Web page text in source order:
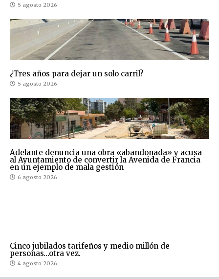
5 agosto 2026
¿Tres años para dejar un solo carril?
5 agosto 2026
Adelante denuncia una obra «abandonada» y acusa
al Ayuntamiento de convertir la Avenida de Francia
en un ejemplo de mala gestión
6 agosto 2026
Cinco jubilados tarifeños y medio millón de
personas…otra vez.
4 agosto 2026